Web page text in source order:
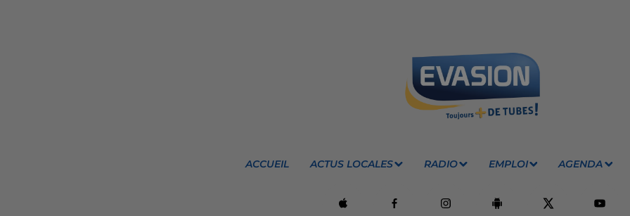
ACCUEIL ACTUS LOCALES RADIO EMPLOI AGENDA